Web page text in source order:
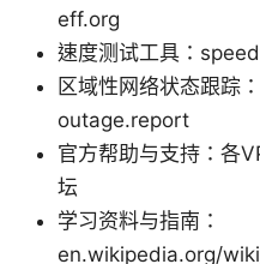
eff.org
速度测试工具：
区域性网络状态跟踪
outage.report
官方帮助与支持：各
坛
学习资料与指南：
en.wikipedia.org/